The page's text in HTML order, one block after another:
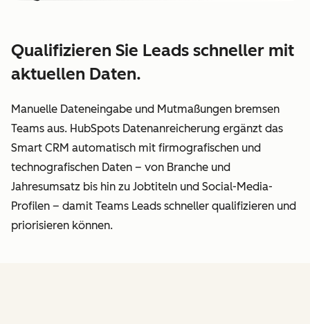
Qualifizieren Sie Leads schneller mit
aktuellen Daten.
Manuelle Dateneingabe und Mutmaßungen bremsen
Teams aus. HubSpots Datenanreicherung ergänzt das
Smart CRM automatisch mit firmografischen und
technografischen Daten – von Branche und
Jahresumsatz bis hin zu Jobtiteln und Social-Media-
Profilen – damit Teams Leads schneller qualifizieren und
priorisieren können.